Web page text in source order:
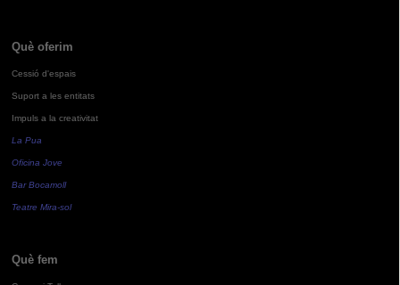
Què oferim
Cessió d'espais
Suport a les entitats
Impuls a la creativitat
La Pua
Oficina Jove
Bar Bocamoll
Teatre Mira-sol
Què fem